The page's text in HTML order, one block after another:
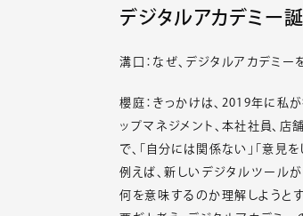
デジタルアカデミー
溝口：なぜ、デジタルアカデミー
櫻庭：きっかけは、2019年に私
ップマネジメント、本社社員、
で、「自分には関係ない」「意見
例えば、新しいデジタルツールが
何を意味するのか理解しようと